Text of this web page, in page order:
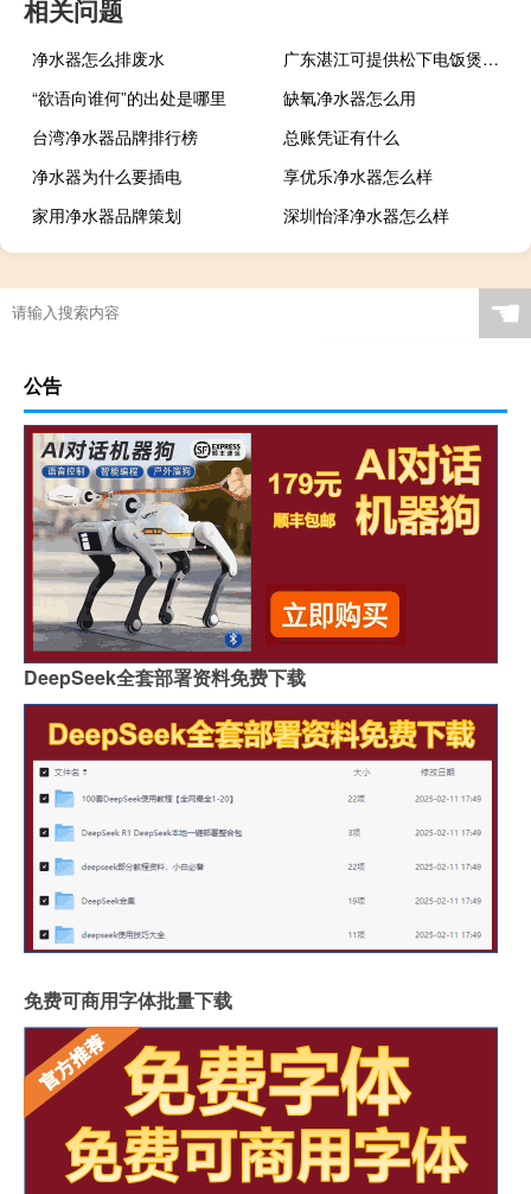
相关问题
净水器怎么排废水
广东湛江可提供松下电饭煲维修服务地址在哪
“欲语向谁何”的出处是哪里
缺氧净水器怎么用
台湾净水器品牌排行榜
总账凭证有什么
净水器为什么要插电
享优乐净水器怎么样
家用净水器品牌策划
深圳怡泽净水器怎么样
☚
公告
DeepSeek全套部署资料免费下载
免费可商用字体批量下载